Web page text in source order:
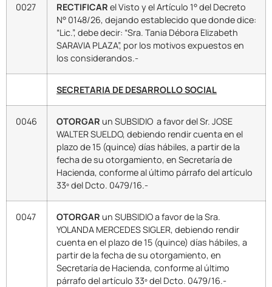
0027 RECTIFICAR el Visto y el Artículo 1° del Decreto
N° 0148/26, dejando establecido que donde dice:
“Lic.”, debe decir: “Sra. Tania Débora Elizabeth
SARAVIA PLAZA”, por los motivos expuestos en
los considerandos.-
SECRETARIA DE DESARROLLO SOCIAL
0046 OTORGAR un SUBSIDIO a favor del Sr. JOSE
WALTER SUELDO, debiendo rendir cuenta en el
plazo de 15 (quince) días hábiles, a partir de la
fecha de su otorgamiento, en Secretaría de
Hacienda, conforme al último párrafo del artículo
33º del Dcto. 0479/16.-
0047 OTORGAR un SUBSIDIO a favor de la Sra.
YOLANDA MERCEDES SIGLER, debiendo rendir
cuenta en el plazo de 15 (quince) días hábiles, a
partir de la fecha de su otorgamiento, en
Secretaría de Hacienda, conforme al último
párrafo del artículo 33º del Dcto. 0479/16.-